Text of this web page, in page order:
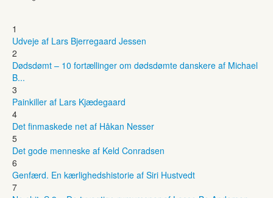
1
Udveje af Lars Bjerregaard Jessen
2
Dødsdømt – 10 fortællinger om dødsdømte danskere af Michael
B...
3
Painkiller af Lars Kjædegaard
4
Det finmaskede net af Håkan Nesser
5
Det gode menneske af Keld Conradsen
6
Genfærd. En kærlighedshistorie af Siri Hustvedt
7